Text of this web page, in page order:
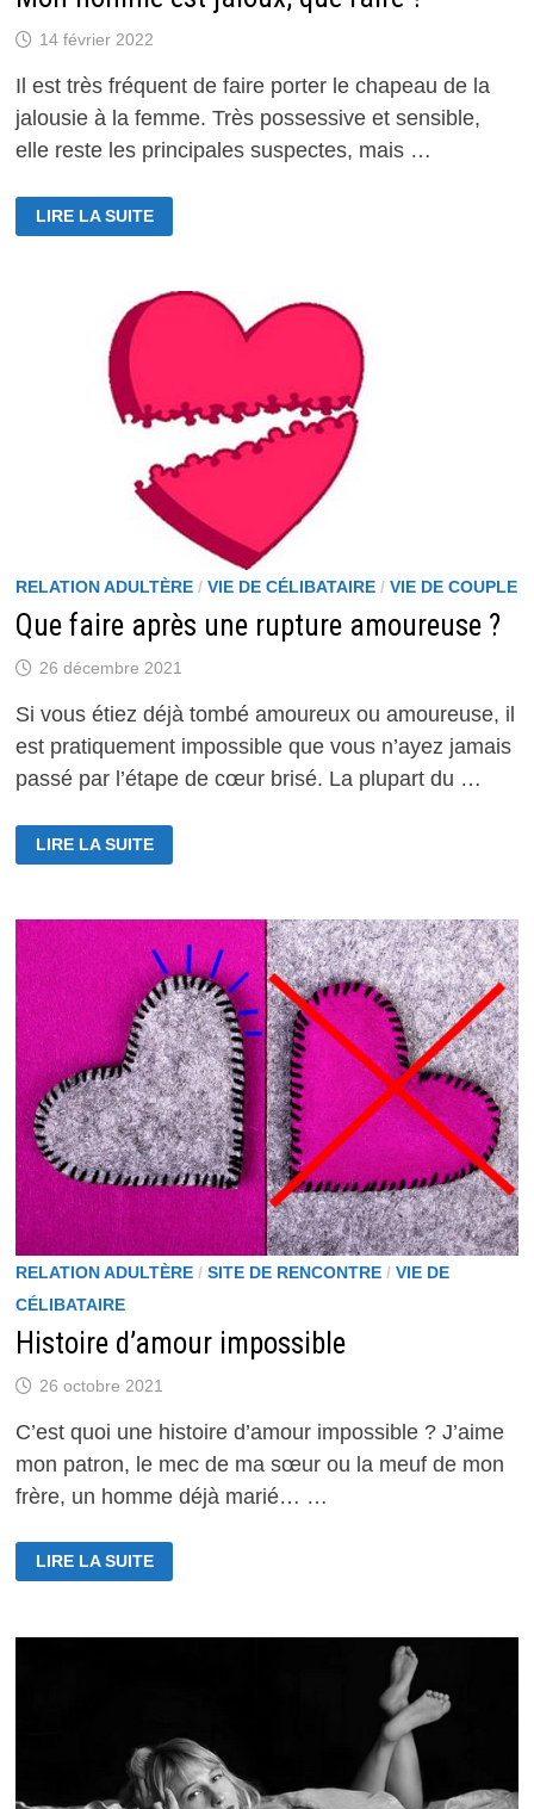
14 février 2022
Il est très fréquent de faire porter le chapeau de la
jalousie à la femme. Très possessive et sensible,
elle reste les principales suspectes, mais …
MON
HOMME
EST
LIRE LA SUITE
RELATION ADULTÈRE/ VIE DE CÉLIBATAIRE/ VIE DE COUPLE
Que faire après une rupture amoureuse ?
26 décembre 2021
Si vous étiez déjà tombé amoureux ou amoureuse, il
est pratiquement impossible que vous n’ayez jamais
passé par l’étape de cœur brisé. La plupart du …
QUE
FAIRE
APRÈS
AMOUREUSE
?
LIRE LA SUITE
RELATION ADULTÈRE/ SITE DE RENCONTRE/ VIE DE
CÉLIBATAIRE
Histoire d’amour impossible
26 octobre 2021
C’est quoi une histoire d’amour impossible ? J’aime
mon patron, le mec de ma sœur ou la meuf de mon
frère, un homme déjà marié… …
HISTOIRE
D’AMOUR
IMPOSSIBLE
LIRE LA SUITE